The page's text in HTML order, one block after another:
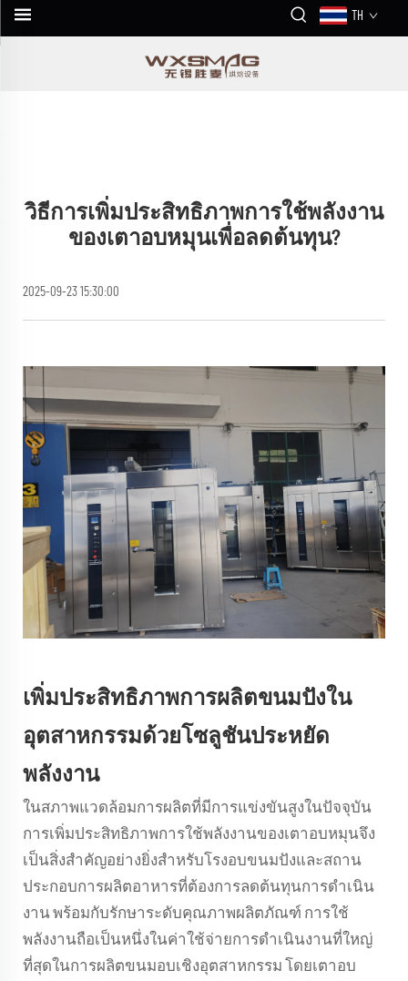
TH
วิธีการเพิ่มประสิทธิภาพการใช้พลังงาน
ของเตาอบหมุนเพื่อลดต้นทุน?
2025-09-23 15:30:00
เพิ่มประสิทธิภาพการผลิตขนมปังใน
อุตสาหกรรมด้วยโซลูชันประหยัด
พลังงาน
ในสภาพแวดล้อมการผลิตที่มีการแข่งขันสูงในปัจจุบัน
การเพิ่มประสิทธิภาพการใช้พลังงานของเตาอบหมุนจึง
เป็นสิ่งสำคัญอย่างยิ่งสำหรับโรงอบขนมปังและสถาน
ประกอบการผลิตอาหารที่ต้องการลดต้นทุนการดำเนิน
งาน พร้อมกับรักษาระดับคุณภาพผลิตภัณฑ์ การใช้
พลังงานถือเป็นหนึ่งในค่าใช้จ่ายการดำเนินงานที่ใหญ่
ที่สุดในการผลิตขนมอบเชิงอุตสาหกรรม โดยเตาอบ